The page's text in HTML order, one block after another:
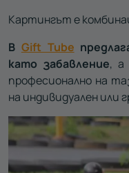
Картингът е
В Gift Tube
като забавление, а
професионално на
на индивидуален или